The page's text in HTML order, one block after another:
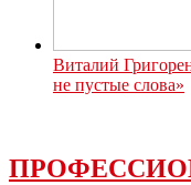
Виталий
не пустые слова»